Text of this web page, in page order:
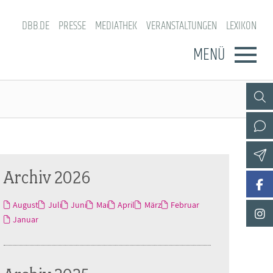
DBB.DE PRESSE MEDIATHEK VERANSTALTUNGEN LEXIKON
MENÜ
Archiv 2026
August Juli Juni Mai April März
Februar
Januar